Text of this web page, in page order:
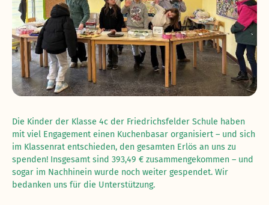
Die Kinder der Klasse 4c der Friedrichsfelder Schule haben
mit viel Engagement einen Kuchenbasar organisiert – und sich
im Klassenrat entschieden, den gesamten Erlös an uns zu
spenden! Insgesamt sind 393,49 € zusammengekommen – und
sogar im Nachhinein wurde noch weiter gespendet. Wir
bedanken uns für die Unterstützung.